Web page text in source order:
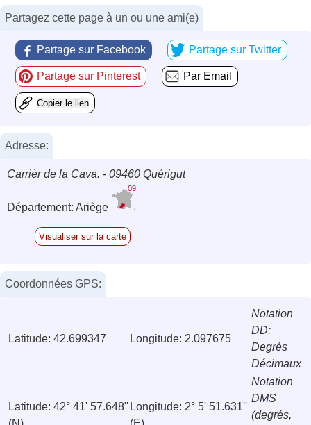
Partagez cette page à un ou une ami(e)
Partage sur Facebook Partage sur Twitter
Partage sur Pinterest Par Email
Copier le lien
Adresse:
Carrièr de la Cava. - 09460 Quérigut
Département: Ariège
09
Visualiser sur la carte
Coordonnées GPS:
Latitude: 42.699347 Longitude: 2.097675
Notation
DD:
Degrés
Décimaux
Latitude: 42° 41' 57.648'' Longitude: 2° 5' 51.631''
Notation
DMS
(degrés,